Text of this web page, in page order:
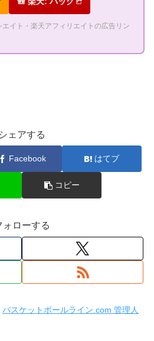
イト・楽天アフィリエイトの広告リン
シェアする
Facebook はてブ
コピー
ォローする
バスケットボールライン.com 管理人